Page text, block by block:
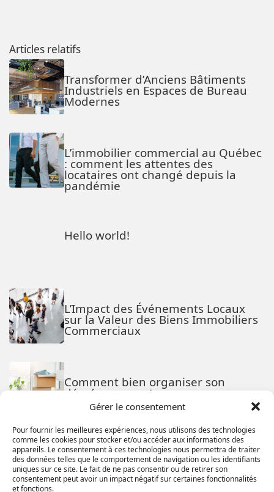
Gérer le consentement
Pour fournir les meilleures expériences, nous utilisons des technologies
comme les cookies pour stocker et/ou accéder aux informations des
appareils. Le consentement à ces technologies nous permettra de traiter
des données telles que le comportement de navigation ou les identifiants
uniques sur ce site. Le fait de ne pas consentir ou de retirer son
consentement peut avoir un impact négatif sur certaines fonctionnalités
et fonctions.
Articles relatifs
Transformer d’Anciens Bâtiments
Industriels en Espaces de Bureau
Modernes
L’immobilier commercial au Québec
: comment les attentes des
locataires ont changé depuis la
pandémie
Hello world!
L’Impact des Événements Locaux
sur la Valeur des Biens Immobiliers
Commerciaux
Comment bien organiser son
déménagement
Comment créer un espace de
détente attrayant pour son espace
commercial